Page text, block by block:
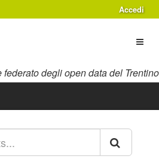
Accedi
federato degli open data del Trentino